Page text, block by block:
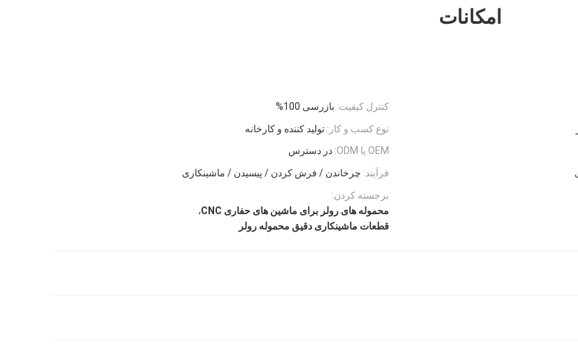
امکانات
کنترل کیفیت: بازرسی 100%
نوع کسب و کار: تولید کننده و کارخانه
OEM یا ODM:
در دسترس
فرآیند: چرخاندن / فرش کردن / پیسیدن / ماشینکاری
برجسته کردن:
محموله های رولر برای ماشین های حفاری CNC
,
قطعات ماشینکاری دقیق محموله رولر